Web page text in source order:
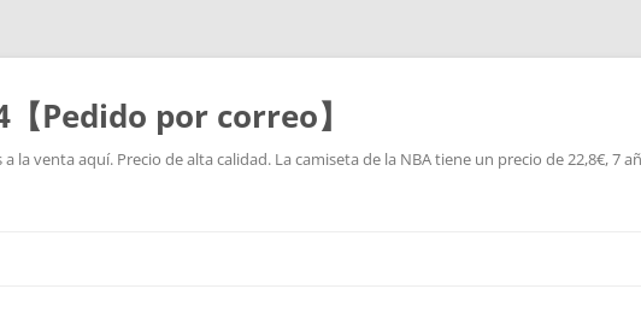
Pedido por correo】
la venta aquí. Precio de alta calidad. La camiseta de la NBA tiene un precio de 22,8€, 7